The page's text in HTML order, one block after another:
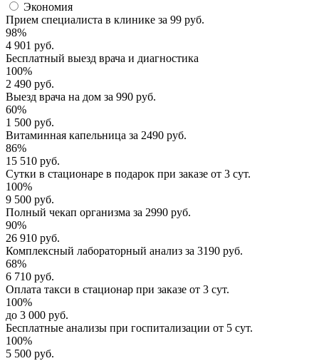
Экономия
Прием специалиста в клинике за 99 руб.
98%
4 901 руб.
Бесплатный выезд врача и диагностика
100%
2 490 руб.
Выезд врача на дом за 990 руб.
60%
1 500 руб.
Витаминная капельница за 2490 руб.
86%
15 510 руб.
Сутки в стационаре в подарок при заказе от 3 сут.
100%
9 500 руб.
Полный чекап организма за 2990 руб.
90%
26 910 руб.
Комплексный лабораторный анализ за 3190 руб.
68%
6 710 руб.
Оплата такси в стационар при заказе от 3 сут.
100%
до 3 000 руб.
Бесплатные анализы при госпитализации от 5 сут.
100%
5 500 руб.